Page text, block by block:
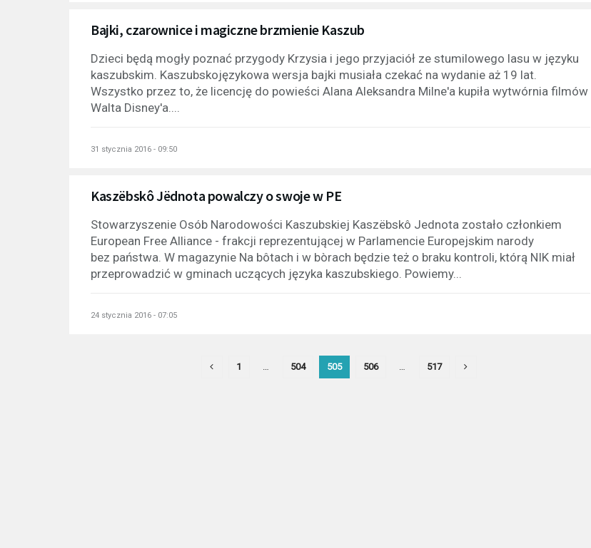
Bajki, czarownice i magiczne brzmienie Kaszub
Dzieci będą mogły poznać przygody Krzysia i jego przyjaciół ze stumilowego lasu w języku
kaszubskim. Kaszubskojęzykowa wersja bajki musiała czekać na wydanie aż 19 lat.
Wszystko przez to, że licencję do powieści Alana Aleksandra Milne'a kupiła wytwórnia filmów
Walta Disney'a....
31 stycznia 2016 - 09:50
Kaszëbskô Jëdnota powalczy o swoje w PE
Stowarzyszenie Osób Narodowości Kaszubskiej Kaszëbskô Jednota zostało członkiem
European Free Alliance - frakcji reprezentującej w Parlamencie Europejskim narody
bez państwa. W magazynie Na bôtach i w bòrach będzie też o braku kontroli, którą NIK miał
przeprowadzić w gminach uczących języka kaszubskiego. Powiemy...
24 stycznia 2016 - 07:05
1 504 505 506 517